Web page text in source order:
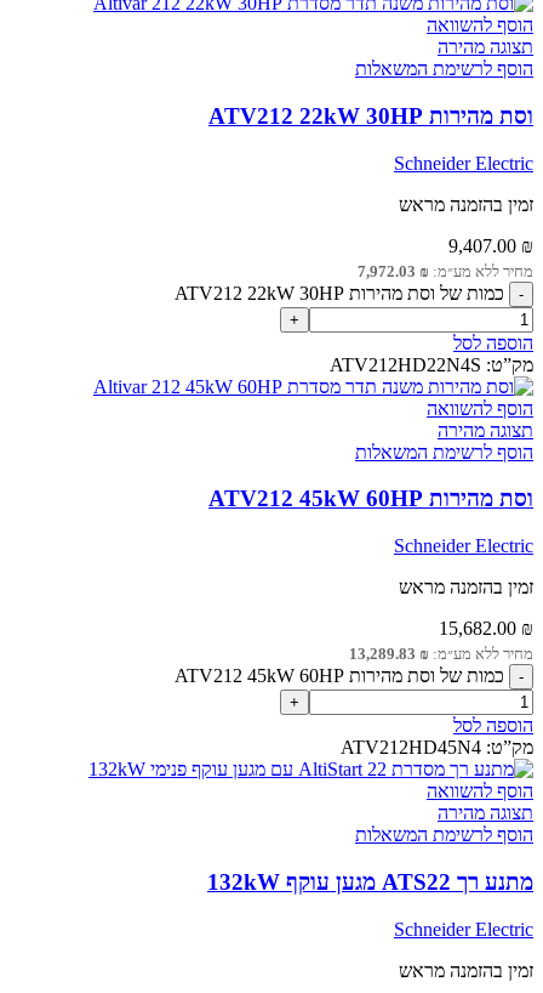
הוסף להשוואה
תצוגה מהירה
הוסף לרשימת המשאלות
וסת מהירות ATV212 22kW 30HP
Schneider Electric
זמין בהזמנה מראש
9,407.00 ₪
מחיר ללא מע״מ: 7,972.03 ₪
כמות של וסת מהירות ATV212 22kW 30HP
הוספה לסל
מק”ט: ATV212HD22N4S
הוסף להשוואה
תצוגה מהירה
הוסף לרשימת המשאלות
וסת מהירות ATV212 45kW 60HP
Schneider Electric
זמין בהזמנה מראש
15,682.00 ₪
מחיר ללא מע״מ: 13,289.83 ₪
כמות של וסת מהירות ATV212 45kW 60HP
הוספה לסל
מק”ט: ATV212HD45N4
הוסף להשוואה
תצוגה מהירה
הוסף לרשימת המשאלות
מתנע רך ATS22 מגען עוקף 132kW
Schneider Electric
זמין בהזמנה מראש